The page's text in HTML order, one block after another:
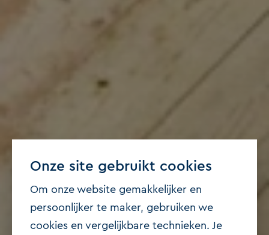
Verkocht
Onze site gebruikt cookies
Om onze website gemakkelijker en
persoonlijker te maker, gebruiken we
cookies en vergelijkbare technieken. Je